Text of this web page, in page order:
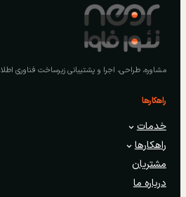
مشاوره، طراحی، اجرا و پشتیبانی زیرساخت فناوری
راهکارها
خدمات
راهکارها
مشتریان
درباره ما